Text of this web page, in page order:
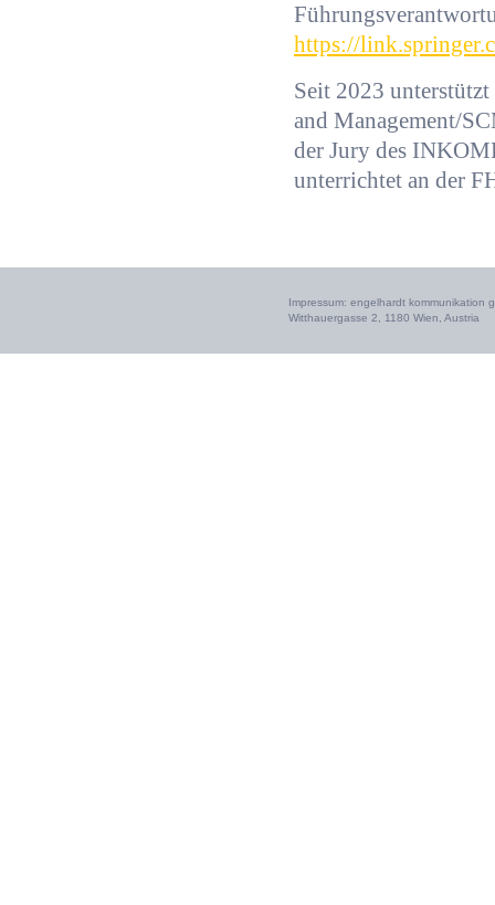
https://
Seit 2023
and Management/
der Jury des
unterrichtet an der
Impressum: engelhardt kommunikation
Witthauergasse 2, 1180 Wien, Austria